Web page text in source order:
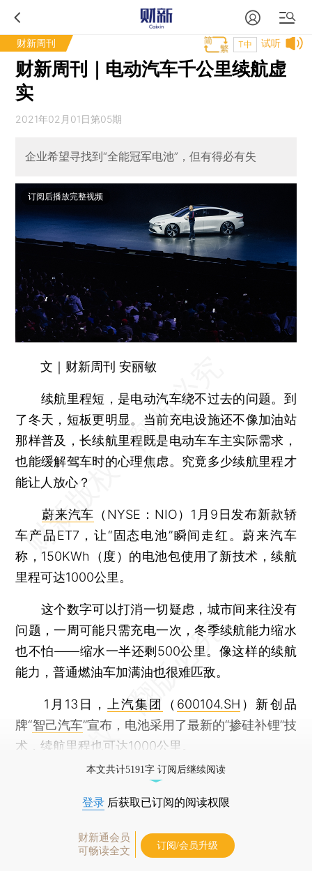
财新周刊 试听
T中
财新周刊｜电动汽车千公里续航虚
实
2021年02月01日第05期
企业希望寻找到“全能冠军电池”，但有得必有失
订阅后播放完整视频
文｜财新周刊 安丽敏
续航里程短，是电动汽车绕不过去的问题。到
了冬天，短板更明显。当前充电设施还不像加油站
那样普及，长续航里程既是电动车车主实际需求，
也能缓解驾车时的心理焦虑。究竟多少续航里程才
能让人放心？
蔚来汽车 （NYSE：NIO）1月9日发布新款轿
车产品ET7，让“固态电池”瞬间走红。蔚来汽车
称，150KWh（度）的电池包使用了新技术，续航
里程可达1000公里。
这个数字可以打消一切疑虑，城市间来往没有
问题，一周可能只需充电一次，冬季续航能力缩水
也不怕——缩水一半还剩500公里。像这样的续航
能力，普通燃油车加满油也很难匹敌。
1月13日， 上汽集团 （ 600104.SH ）新创品
牌“智己汽车”宣布，电池采用了最新的“掺硅补锂”技
术，续航里程也可达1000公里。
本文共计5191字 订阅后继续阅读
登录 后获取已订阅的阅读权限
财新通会员
可畅读全文
订阅/会员升级